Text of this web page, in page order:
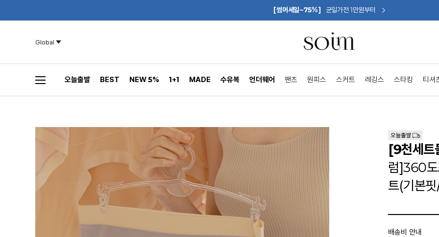
[썸머세일~75%] 균일가전 1만원부터
Global
오늘출발 BEST NEW 5% 1+1 MADE 수유복 언더웨어 팬츠 원피스 스커트 레깅스 스타킹 티셔
[9천세트
럼]360도
트(기본
배송비 안내